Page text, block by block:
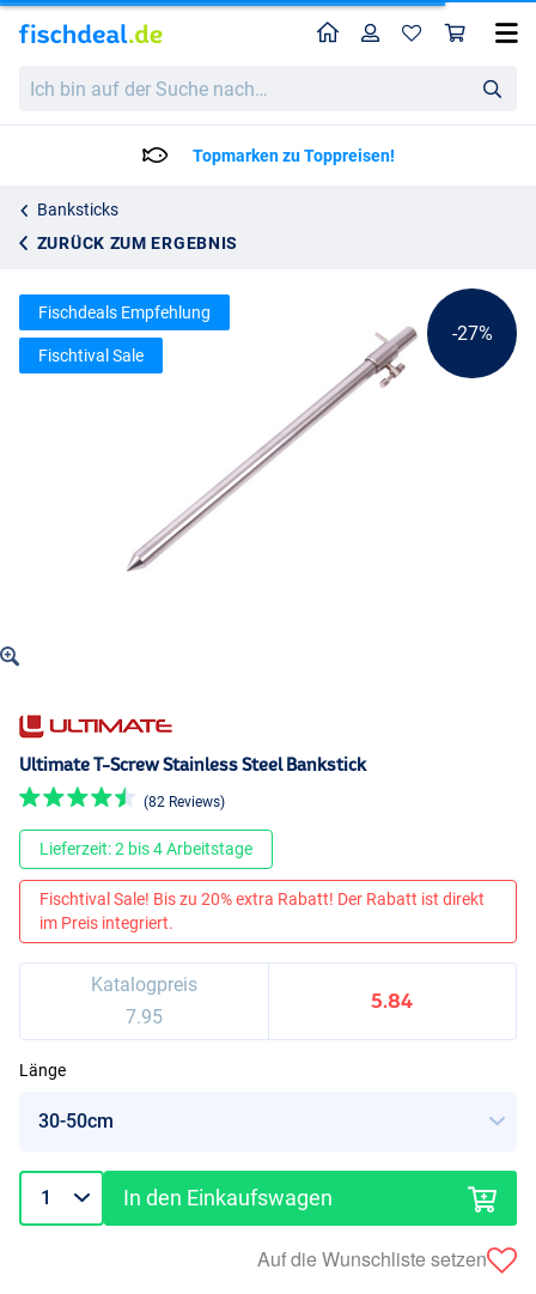
bin
HomeProfil
Lieferzeit: 2 bis 4 Arbeitstage
Banksticks
ZURÜCK ZUM ERGEBNIS
Ultimate T-Screw Stainless Steel Bankstick
7.95
-27%
Fischdeals Empfehlung
Fischtival Sale
Ultimate T-Screw Stainless Steel Bankstick
(82 Reviews)
Lieferzeit: 2 bis 4 Arbeitstage
Fischtival Sale! Bis zu 20% extra Rabatt! Der Rabatt ist direkt
im Preis integriert.
Katalogpreis
7.95
5.84
Länge
In den Einkaufswagen
Auf die Wunschliste setzen